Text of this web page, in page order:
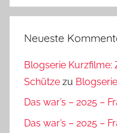
Neueste
Blogserie Kurzfilme:
Schütze zu
Das war’s – 2025 –
Das war’s – 2025 –